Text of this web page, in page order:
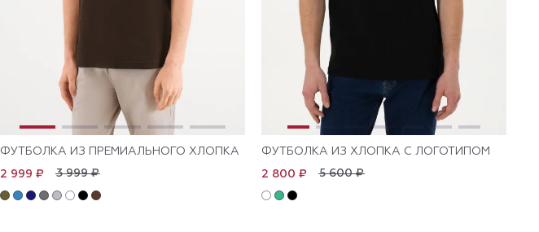
ФУТБОЛКА ИЗ ПРЕМИАЛЬНОГО ХЛОПКА
3 999 ₽
2 999 ₽
ФУТБОЛКА ИЗ ХЛОПКА С ЛОГОТИПОМ
5 600 ₽
2 800 ₽